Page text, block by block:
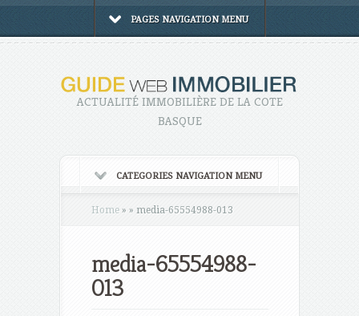
PAGES NAVIGATION MENU
ACTUALITÉ IMMOBILIÈRE DE LA COTE
BASQUE
CATEGORIES NAVIGATION MENU
Home » » media-65554988-013
media-65554988-
013